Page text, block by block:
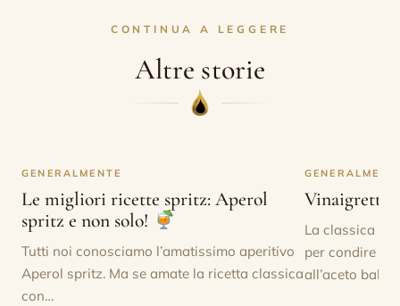
CONTINUA A LEGGERE
Altre storie
GENERALMENTE
Le migliori ricette spritz: Aperol
spritz e non solo!
Tutti noi conosciamo l’amatissimo aperitivo
Aperol spritz. Ma se amate la ricetta classica
con…
Vinaigrette
La classica
per condire
all’aceto